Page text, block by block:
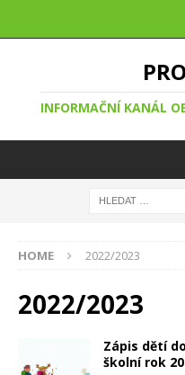
INFORMAČNÍ KANÁL
HOME 2022/2023
2022/2023
Zápis dětí
školní rok